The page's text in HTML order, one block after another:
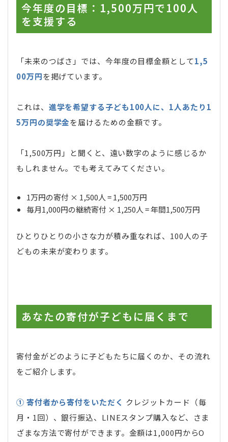
今年度の目標：1,500万円で100人
を支援する
「未来のつばさ」では、今年度の目標金額として1,5
00万円を掲げています。
これは、 進学を希望する子ども100人に、1人あたり1
5万円の奨学金を届けるための金額です。
「1,500万円」と聞くと、遠い数字のように感じるか
もしれません。でも考えてみてください。
1万円の寄付 × 1,500人 = 1,500万円
毎月1,000円の継続寄付 × 1,250人 = 年間1,500万円
ひとりひとりの小さな力が積み重なれば、100人の子
どもの未来が変わります。
あなたの寄付が子どもに届くまで
寄付金がどのように子どもたちに届くのか、その流れ
をご紹介します。
① 寄付者から寄付をいただく クレジットカード（毎
月・1回）、銀行振込、LINEスタンプ購入など、さま
ざまな方法で寄付ができます。金額は1,000円からO